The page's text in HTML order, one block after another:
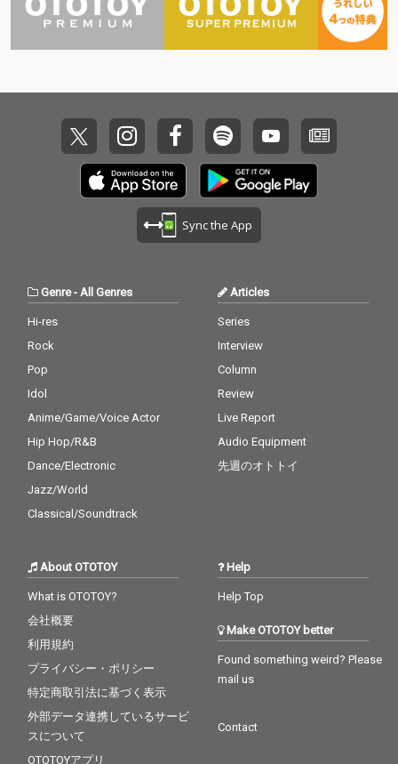
Sync the App
Genre- All Genres
Hi-res
Rock
Pop
Idol
Anime/Game/Voice Actor
Hip Hop/R&B
Dance/Electronic
Jazz/World
Classical/Soundtrack
Articles
Series
Interview
Column
Review
Live Report
Audio Equipment
先週のオトトイ
About OTOTOY
What is OTOTOY?
会社概要
利用規約
プライバシー・ポリシー
特定商取引法に基づく表示
外部データ連携しているサービ
スについて
OTOTOYアプリ
Help
Help Top
Make OTOTOY better
Found something weird? Please
mail us
Contact